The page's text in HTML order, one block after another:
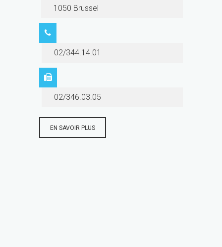
1050 Brussel
02/344.14.01
02/346.03.05
EN SAVOIR PLUS